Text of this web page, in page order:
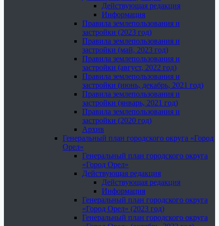
Действующая редакция
Информация
Правила землепользования и
застройки (2023 год)
Правила землепользования и
застройки (май, 2023 год)
Правила землепользования и
застройки (август, 2022 год)
Правила землепользования и
застройки (июнь, декабрь, 2021 год)
Правила землепользования и
застройки (январь, 2021 год)
Правила землепользования и
застройки (2020 год)
Архив
Генеральный план городского округа «Город
Орел»
Генеральный план городского округа
«Город Орел»
Действующая редакция
Действующая редакция
Информация
Генеральный план городского округа
«Город Орел» (2023 год)
Генеральный план городского округа